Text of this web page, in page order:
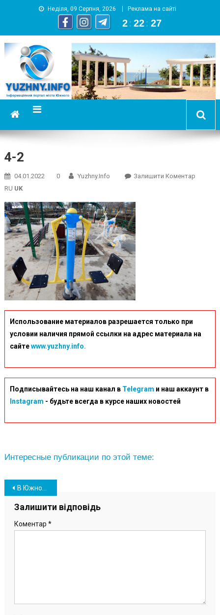
Неділя, 09 Серпня, 2026 Реклама на сайті
2 : 22 : 28
YUZHNY.INFO
информационный портал города Южный
4-2
04.01.2022 0 Yuzhny.info Залишити КоментарOn
RU UK
Использование материалов разрешается только при
условии наличия прямой ссылки на адрес материала на
сайтеwww.yuzhny.info.
Подписывайтесь на наш канал в Telegram и наш аккаунт в
Instagram - будьте всегда в курсе наших новостей
Интересные публикации по этой теме:
Навігація
записів
В Южном завершают строительство еще одной спортивной площадки (фото)
Залишити відповідь
Коментар *